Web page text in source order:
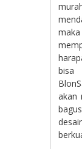
bisa
akan